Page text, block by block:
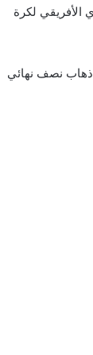
الأفريقي لكرة
ذهاب نصف نهائي